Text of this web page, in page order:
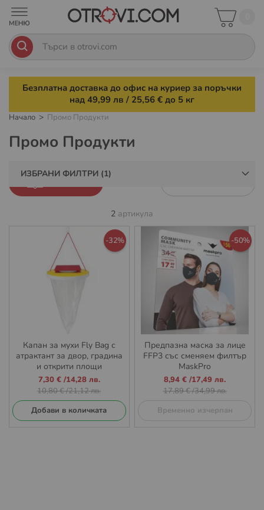
Безплатна доставка до офис на куриер за поръчки
над 49,99 лв / 25,56 € до 5 кг
Начало Промо Продукти
Промо Продукти
2 артикула
-32%
Капан за мухи Fly Bag с
атрактант за двор, градина
и открити площи
Промо
цена
7,30 €/14,28 лв.
10,80 €/21,12 лв.
Добави в количката
-50%
Предпазна маска за лице
FFP3 със сменяем филтър
MaskPro
Промо
цена
8,94 € /17,49 лв.
17,89 €/34,99 лв.
Временно изчерпан
ИЗБРАНИ ФИЛТРИ